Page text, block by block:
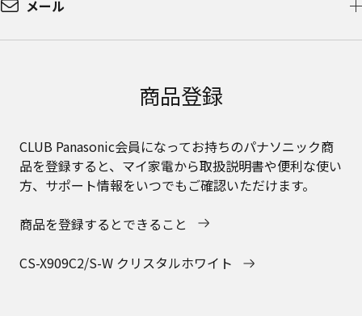
メール
商品登録
CLUB Panasonic会員になってお持ちのパナソニック商
品を登録すると、マイ家電から取扱説明書や便利な使い
方、サポート情報をいつでもご確認いただけます。
商品を登録するとできること
CS-X909C2/S-W クリスタルホワイト